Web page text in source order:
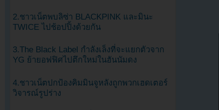
2.ชาวเน็ตพบลิซ่า BLACKPINK และมินะ
TWICE ไปช้อปปิ้งด้วยกัน
3.The Black Label กำลังเล็งที่จะแยกตัวจาก
YG ย้ายอฟฟิศไปตึกใหม่ในฮันนัมดง
4.ชาวเน็ตปกป้องคิมมินจูหลังถูกพวกเฮดเตอร์
วิจารณ์รูปร่าง